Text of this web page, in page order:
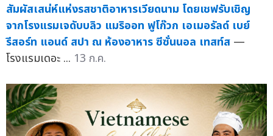
สัมผัสเสน่ห์แห่งรสชาติอาหารเวียดนาม โดยเชฟรับเชิญ
จากโรงแรมเจดับบลิว แมริออท ฟูโก๊วก เอเมอรัลด์ เบย์
รีสอร์ท แอนด์ สปา ณ ห้องอาหาร ซีซั่นนอล เทสท์ส —
โรงแรมเดอะ ... 13 ก.ค.